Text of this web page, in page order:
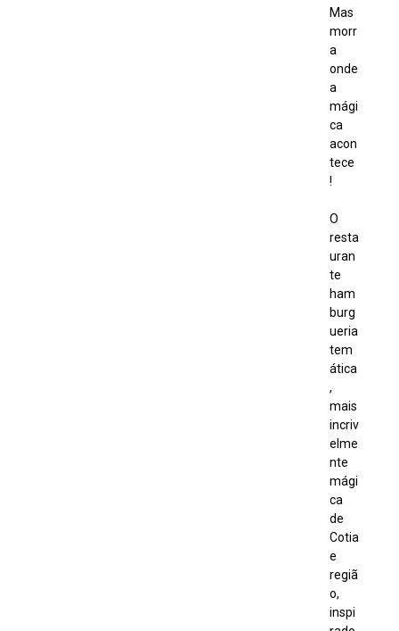
Mas
morr
a
onde
a
mági
ca
acon
tece
!
O
resta
uran
te
ham
burg
ueria
tem
ática
,
mais
incriv
elme
nte
mági
ca
de
Cotia
e
regiã
o,
inspi